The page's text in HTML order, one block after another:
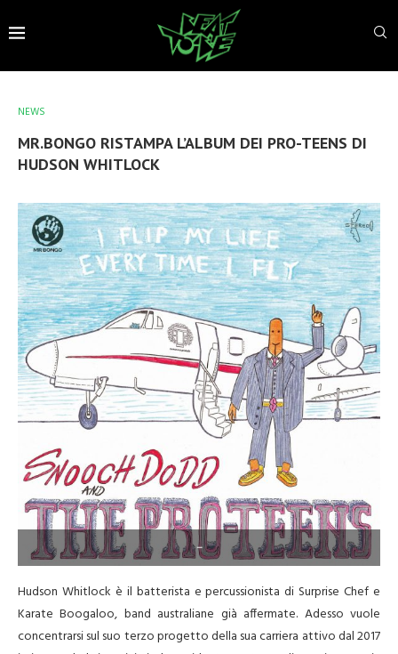
NEWS
MR.BONGO RISTAMPA L’ALBUM DEI PRO-TEENS DI
HUDSON WHITLOCK
–
Hudson Whitlock è il batterista e percussionista di Surprise Chef e
Karate Boogaloo, band australiane già affermate. Adesso vuole
concentrarsi sul suo terzo progetto della sua carriera attivo dal 2017